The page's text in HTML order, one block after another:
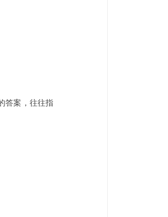
答案，往往指